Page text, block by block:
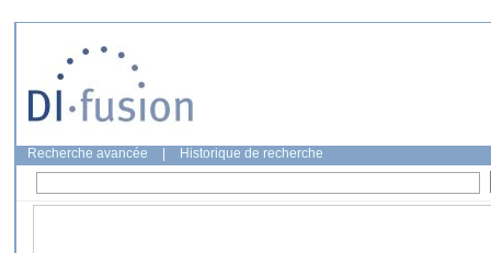
Recherche avancée Historique de recherche